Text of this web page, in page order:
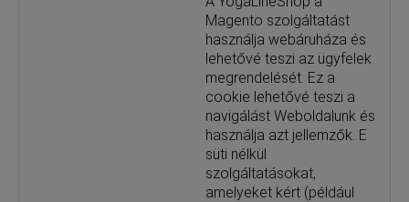
Magento szolgáltatást
használja webáruháza és
lehetővé teszi az ügyfelek
megrendelését. Ez a
cookie lehetővé teszi a
navigálást Weboldalunk és
használja azt jellemzők. E
süti nélkül
szolgáltatásokat,
amelyeket kért (például